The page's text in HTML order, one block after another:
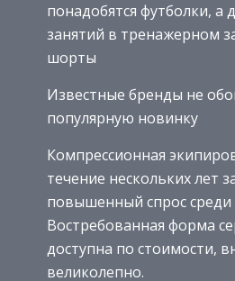
понадобятся футболки, а
занятий в тренажерном
шорты
Известные бренды не
популярную новинку
Компрессионная
течение нескольких лет
повышенный спрос среди
Востребованная форма
доступна по стоимости,
великолепно.